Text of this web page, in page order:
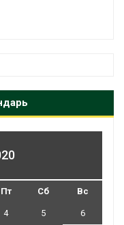
Пт Сб Вс
4 5 6